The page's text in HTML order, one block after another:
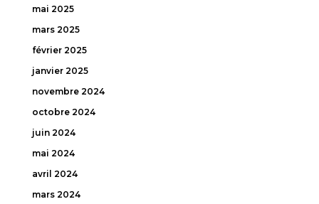
mai 2025
mars 2025
février 2025
janvier 2025
novembre 2024
octobre 2024
juin 2024
mai 2024
avril 2024
mars 2024